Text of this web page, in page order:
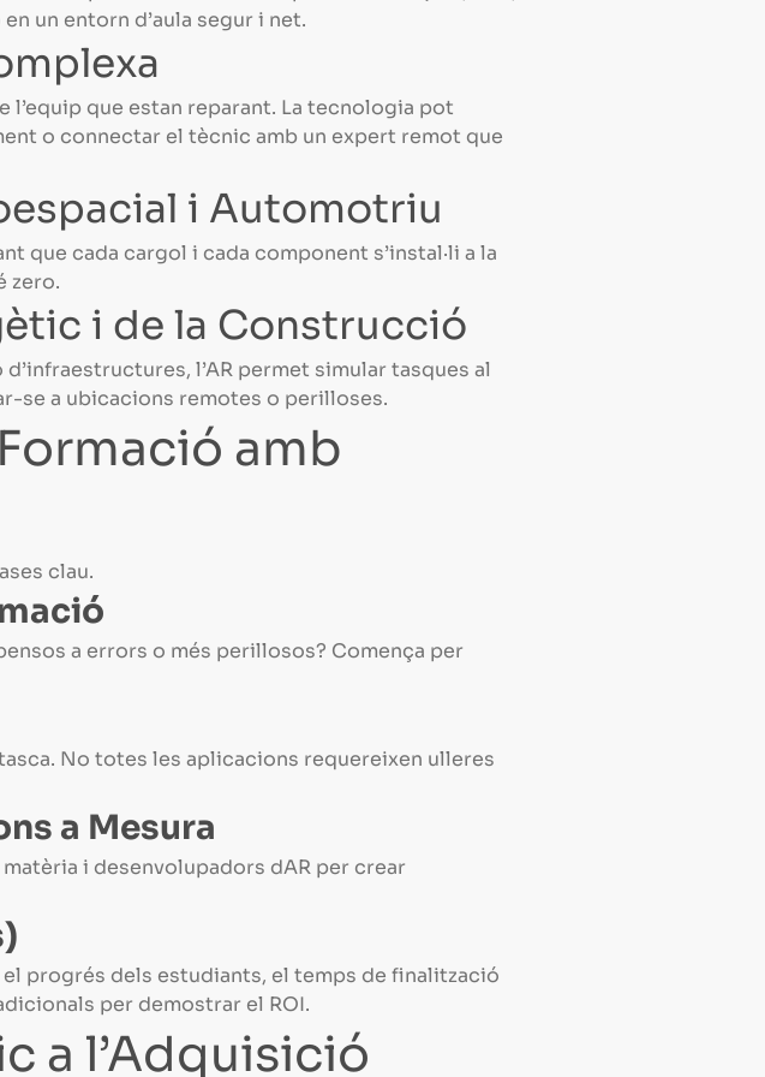
un entorn d’aula segur i net.
que estan reparant. La tecnologia pot
o connectar el tècnic amb un expert remot que
i Automotriu
que cada cargol i cada component s’instal·li a la
zero.
i de la Construcció
l’AR permet simular tasques al
se a ubicacions remotes o perilloses.
amb
clau.
a errors o més perillosos? Comença per
No totes les aplicacions requereixen ulleres
a Mesura
i desenvolupadors dAR per crear
el progrés dels estudiants, el temps de finalització
per demostrar el ROI.
a l’Adquisició